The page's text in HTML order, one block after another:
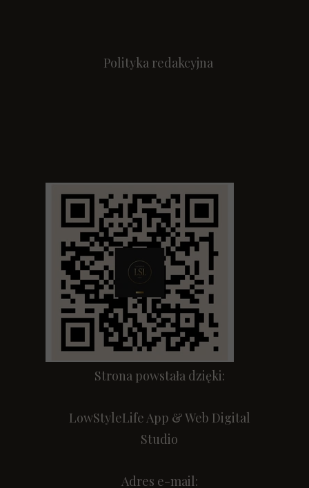
Polityka redakcyjna
Strona powstała dzięki:
LowStyleLife App & Web Digital
Studio
Adres e-mail: